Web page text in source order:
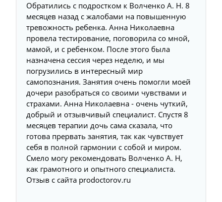
Обратились с подростком к Волченко А. Н. 8
месяцев назад с жалобами на повышенную
тревожность ребенка. Анна Николаевна
провела тестирование, поговорила со мной,
мамой, и с ребенком. После этого была
назначена сессия через неделю, и мы
погрузились в интересный мир
самопознания. Занятия очень помогли моей
дочери разобраться со своими чувствами и
страхами. Анна Николаевна - очень чуткий,
добрый и отзывчивый специалист. Спустя 8
месяцев терапии дочь сама сказала, что
готова прервать занятия, так как чувствует
себя в полной гармонии с собой и миром.
Смело могу рекомендовать Волченко А. Н,
как грамотного и опытного специалиста.
Отзыв с сайта prodoctorov.ru